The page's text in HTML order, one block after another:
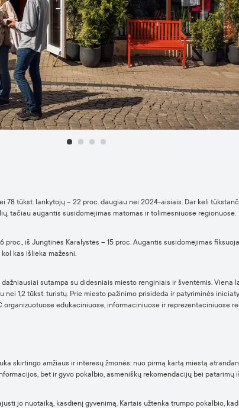
78 tūkst. lankytojų – 22 proc. daugiau nei 2024-aisiais. Dar keli
tačiau augantis susidomėjimas matomas ir tolimesniuose regionuose.
iš Jungtinės Karalystės – 15 proc. Augantis susidomėjimas
kas išlieka mažesni.
sutampa su didesniais miesto renginiais ir šventėmis. Viena
1,2 tūkst. turistų. Prie miesto pažinimo prisideda ir patyriminės
edukaciniuose, informaciniuose ir reprezentaciniuose
skirtingo amžiaus ir interesų žmonės: nuo pirmą kartą miestą
bet ir gyvo pokalbio, asmeniškų rekomendacijų bei patarimų
jo nuotaiką, kasdienį gyvenimą. Kartais užtenka trumpo pokalbio,